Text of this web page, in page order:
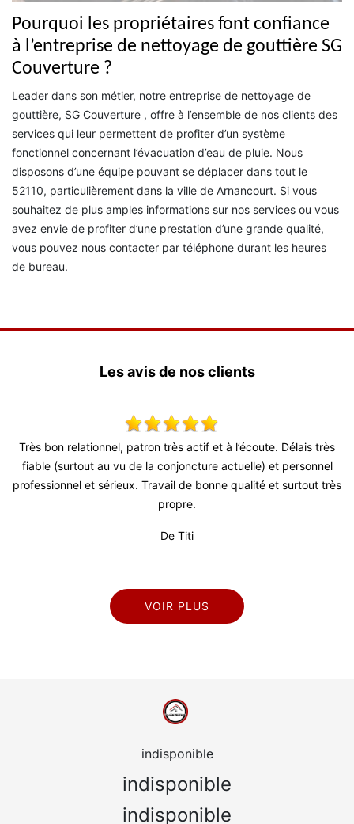
Pourquoi les propriétaires font confiance
à l’entreprise de nettoyage de gouttière SG
Couverture ?
Leader dans son métier, notre entreprise de nettoyage de
gouttière, SG Couverture , offre à l’ensemble de nos clients des
services qui leur permettent de profiter d’un système
fonctionnel concernant l’évacuation d’eau de pluie. Nous
disposons d’une équipe pouvant se déplacer dans tout le
52110, particulièrement dans la ville de Arnancourt. Si vous
souhaitez de plus amples informations sur nos services ou vous
avez envie de profiter d’une prestation d’une grande qualité,
vous pouvez nous contacter par téléphone durant les heures
de bureau.
Les avis de nos clients
bon relationnel, patron très actif et à l’écoute. Délais très
(surtout au vu de la conjoncture actuelle) et personnel
et sérieux. Travail de bonne qualité et surtout très
propre.
De Titi
Tres
VOIR PLUS
indisponible
indisponible
indisponible